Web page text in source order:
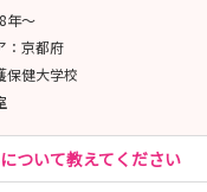
年〜
京都府
保健大学校
ついて教えてください